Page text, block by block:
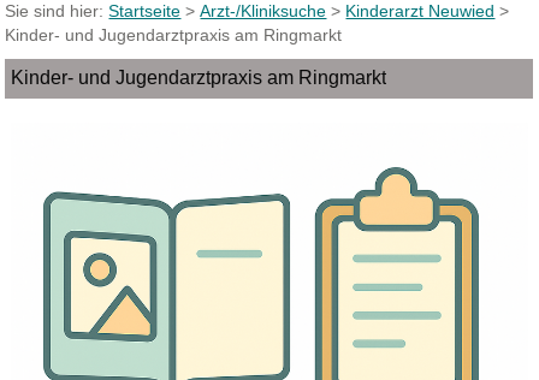
Sie sind hier:Startseite >Arzt-/Kliniksuche > Kinderarzt Neuwied >
Kinder- und Jugendarztpraxis am Ringmarkt
Kinder- und Jugendarztpraxis am Ringmarkt